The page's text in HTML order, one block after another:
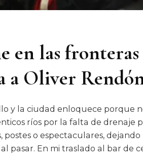
en las fronteras
a Oliver
y la ciudad enloquece porque
ríos por la falta de drenaje
postes o espectaculares,
pasar. En mi traslado al bar de